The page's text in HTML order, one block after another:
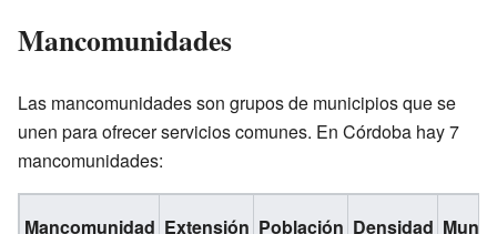
Mancomunidades
Las mancomunidades son grupos de municipios que se
unen para ofrecer servicios comunes. En Córdoba hay 7
mancomunidades:
Mancomunidad Extensión Población Densidad